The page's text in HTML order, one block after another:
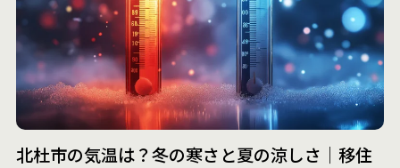
北杜市の気温は？冬の寒さと夏の涼しさ｜移住